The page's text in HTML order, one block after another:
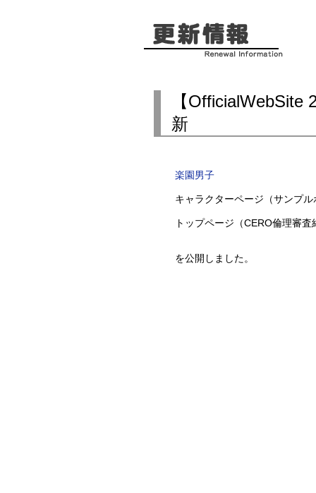
【
新
楽園男子
キャラクターページ（サンプ
トップページ（CERO倫理審査
を公開しました。